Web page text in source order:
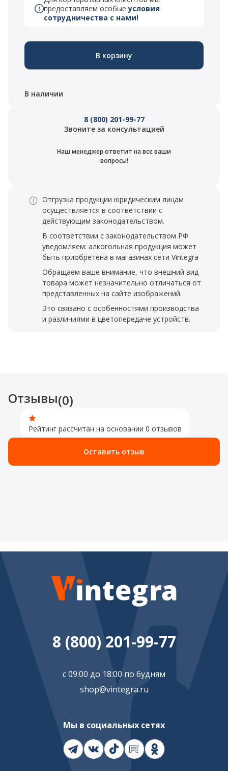
предоставляем особыеусловия
сотрудничества с нами!
В корзину
В наличии
8 (800) 201-99-77
Звоните за консультацией
Наш менеджер ответит на все ваши
вопросы!
Отгрузка продукции юридическим лицам
осуществляется в соответствии с
действующим законодательством.
В соответствии с законодательством РФ
уведомляем: алкогольная продукция может
быть приобретена в магазинах сети Vintegra
Обращаем ваше внимание, что внешний вид
товара может незначительно отличаться от
представленных на сайте изображений.
Это связано с особенностями производства
и различиями в цветопередаче устройств.
Отзывы(0)
Рейтинг рассчитан на основании 0 отзывов
Оставить отзыв
8 (800) 201-99-77
с 09:00 до 18:00 по будням
shop@vintegra.ru
Мы в социальных сетях